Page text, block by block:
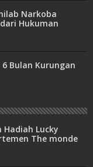
Narkoba
Hukuman
Bulan Kurungan
Hadiah Lucky
The monde